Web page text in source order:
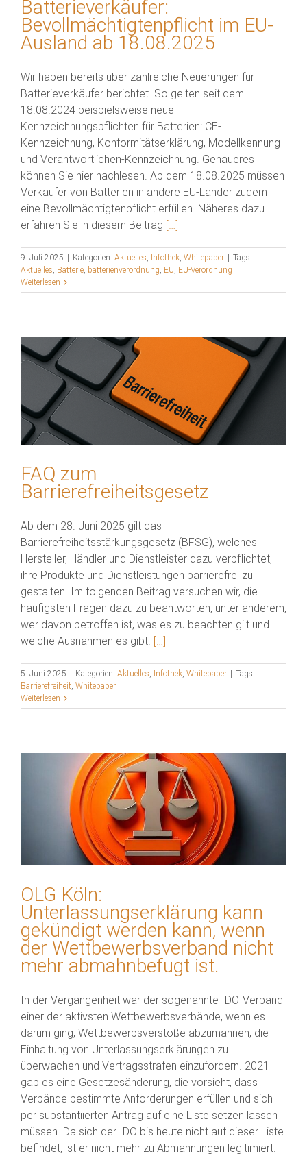
Batterieverkäufer:
Bevollmächtigtenpflicht im EU-
Ausland ab 18.08.2025
Wir haben bereits über zahlreiche Neuerungen für
Batterieverkäufer berichtet. So gelten seit dem
18.08.2024 beispielsweise neue
Kennzeichnungspflichten für Batterien: CE-
Kennzeichnung, Konformitätserklärung, Modellkennung
und Verantwortlichen-Kennzeichnung. Genaueres
können Sie hier nachlesen. Ab dem 18.08.2025 müssen
Verkäufer von Batterien in andere EU-Länder zudem
eine Bevollmächtigtenpflicht erfüllen. Näheres dazu
erfahren Sie in diesem Beitrag […]
9. Juli 2025 | Kategorien: Aktuelles Infothek Whitepaper | Tags:
Aktuelles Batterie batterienverordnung EU EU-Verordnung
Weiterlesen
FAQ zum
Barrierefreiheitsgesetz
Ab dem 28. Juni 2025 gilt das
Barrierefreiheitsstärkungsgesetz (BFSG), welches
Hersteller, Händler und Dienstleister dazu verpflichtet,
ihre Produkte und Dienstleistungen barrierefrei zu
gestalten. Im folgenden Beitrag versuchen wir, die
häufigsten Fragen dazu zu beantworten, unter anderem,
wer davon betroffen ist, was es zu beachten gilt und
welche Ausnahmen es gibt. […]
5. Juni 2025 Kategorien: Aktuelles, Infothek, Whitepaper
Tags:
Barrierefreiheit, Whitepaper
Weiterlesen
OLG Köln:
Unterlassungserklärung kann
gekündigt werden kann, wenn
der Wettbewerbsverband nicht
mehr abmahnbefugt ist.
In der Vergangenheit war der sogenannte IDO-Verband
einer der aktivsten Wettbewerbsverbände, wenn es
darum ging, Wettbewerbsverstöße abzumahnen, die
Einhaltung von Unterlassungserklärungen zu
überwachen und Vertragsstrafen einzufordern. 2021
gab es eine Gesetzesänderung, die vorsieht, dass
Verbände bestimmte Anforderungen erfüllen und sich
per substantiierten Antrag auf eine Liste setzen lassen
müssen. Da sich der IDO bis heute nicht auf dieser Liste
befindet, ist er nicht mehr zu Abmahnungen legitimiert.